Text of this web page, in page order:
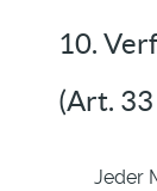
10.
(Art.
Jeder